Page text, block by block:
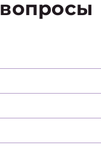
вопросы